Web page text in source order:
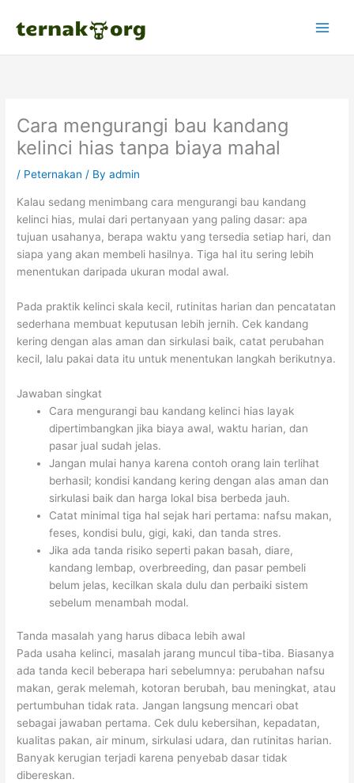
Cara mengurangi bau kandang
kelinci hias tanpa biaya mahal
/ Peternakan / Byadmin
Kalau sedang menimbang cara mengurangi bau kandang
kelinci hias, mulai dari pertanyaan yang paling dasar: apa
tujuan usahanya, berapa waktu yang tersedia setiap hari, dan
siapa yang akan membeli hasilnya. Tiga hal itu sering lebih
menentukan daripada ukuran modal awal.
Pada praktik kelinci skala kecil, rutinitas harian dan pencatatan
sederhana membuat keputusan lebih jernih. Cek kandang
kering dengan alas aman dan sirkulasi baik, catat perubahan
kecil, lalu pakai data itu untuk menentukan langkah berikutnya.
Jawaban singkat
Cara mengurangi bau kandang kelinci hias layak
dipertimbangkan jika biaya awal, waktu harian, dan
pasar jual sudah jelas.
Jangan mulai hanya karena contoh orang lain terlihat
berhasil; kondisi kandang kering dengan alas aman dan
sirkulasi baik dan harga lokal bisa berbeda jauh.
Catat minimal tiga hal sejak hari pertama: nafsu makan,
feses, kondisi bulu, gigi, kaki, dan tanda stres.
Jika ada tanda risiko seperti pakan basah, diare,
kandang lembap, overbreeding, dan pasar pembeli
belum jelas, kecilkan skala dulu dan perbaiki sistem
sebelum menambah modal.
Tanda masalah yang harus dibaca lebih awal
Pada usaha kelinci, masalah jarang muncul tiba-tiba. Biasanya
ada tanda kecil beberapa hari sebelumnya: perubahan nafsu
makan, gerak melemah, kotoran berubah, bau meningkat, atau
pertumbuhan tidak rata. Jangan langsung mencari obat
sebagai jawaban pertama. Cek dulu kebersihan, kepadatan,
kualitas pakan, air minum, sirkulasi udara, dan rutinitas harian.
Banyak kerugian terjadi karena penyebab dasar tidak
dibereskan.